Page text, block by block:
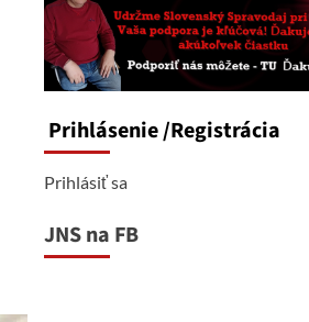
Prihlásenie/Registrácia
Prihlásiť sa
JNS na FB